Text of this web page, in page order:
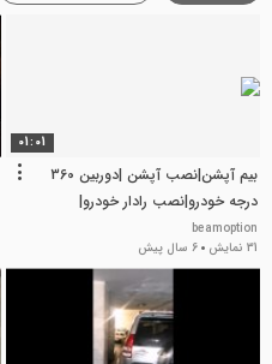
01:01
بیم آپشن|نصب آپشن |دوربین 360
درجه خودرو|نصب رادار خودرو|
دیلایت فابریک
beamoption
31 نمایش
6 سال پیش